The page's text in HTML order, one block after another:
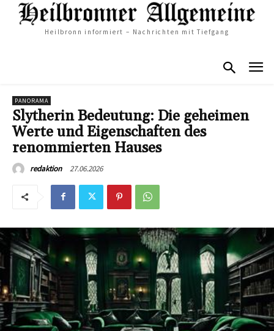
Heilbronn informiert – Nachrichten mit Tiefgang
PANORAMA
Slytherin Bedeutung: Die geheimen
Werte und Eigenschaften des
renommierten Hauses
redaktion 27.06.2026